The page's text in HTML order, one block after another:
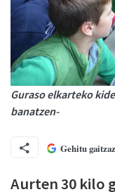
Guraso elkarteko
banatzen-
Gehitu
Aurten 30 kilo